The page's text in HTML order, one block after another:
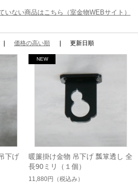
いない商品はこちら（室金物WEBサイト）
価格の高い順 更新日順
下げ
暖簾掛け金物 吊下げ 瓢箪透し 全
長90ミリ（１個）
11,880円 （税込み）